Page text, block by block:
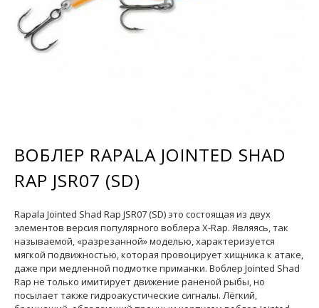
ВОБЛЕР RAPALA JOINTED SHAD
RAP JSR07 (SD)
Rapala Jointed Shad Rap JSR07 (SD) это состоящая из двух
элементов версия популярного воблера X-Rap. Являясь, так
называемой, «разрезанной» моделью, характеризуется
мягкой подвижностью, которая провоцирует хищника к атаке,
даже при медленной подмотке приманки. Воблер Jointed Shad
Rap не только имитирует движение раненой рыбы, но
посылает также гидроакустические сигналы. Лёгкий,